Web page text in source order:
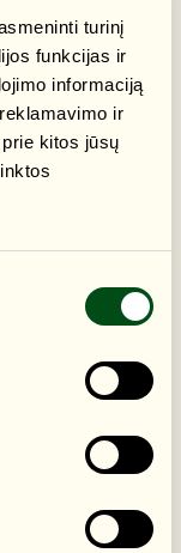
turinį
funkcijas ir
informaciją
ir
kitos jūsų